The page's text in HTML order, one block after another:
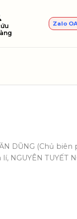
Zalo
DŨNG (Chủ biên
NGUYÊN TUYẾT